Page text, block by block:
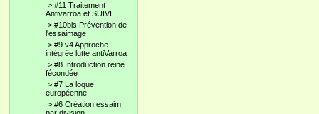
> #11 Traitement
Antivarroa et SUIVI
> #10bis Prévention de
l'essaimage
> #9 v4 Approche
intégrée lutte antiVarroa
> #8 Introduction reine
fécondée
> #7 La loque
européenne
> #6 Création essaim